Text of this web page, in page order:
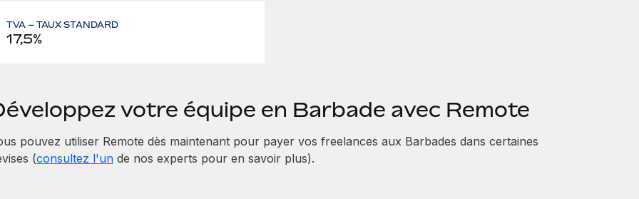
TVA – TAUX STANDARD
17,5%
votre équipe en Barbade avec Remote
pouvez utiliser Remote dès maintenant pour payer vos freelances aux Barbades dans certaines
(consultez l'unde nos experts pour en savoir plus).